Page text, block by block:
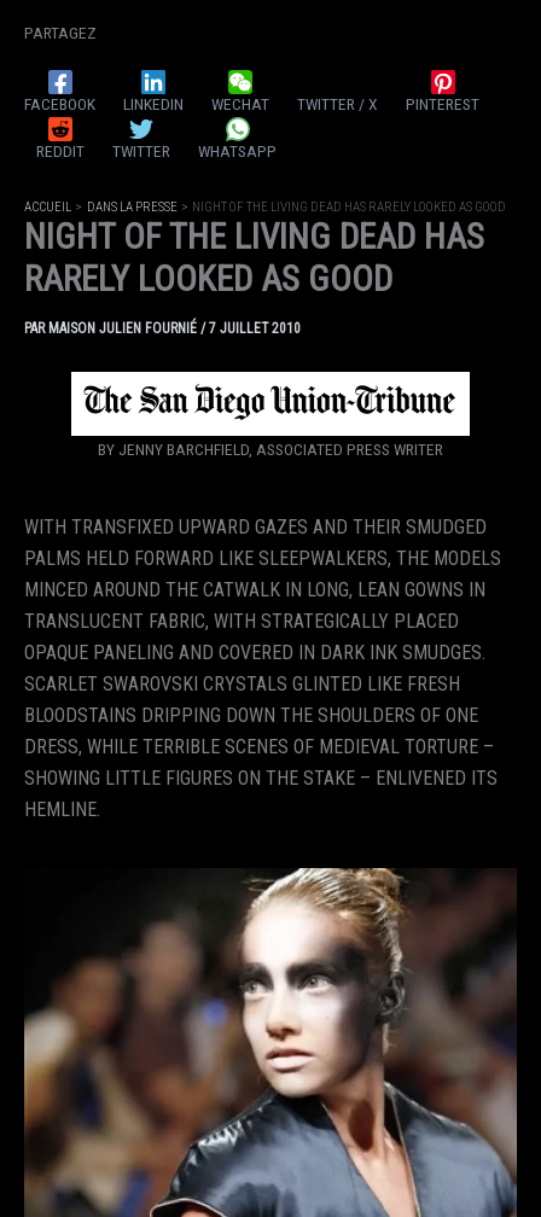
PARTAGEZ
FACEBOOK LINKEDIN WECHAT TWITTER / X PINTEREST
REDDIT TWITTER WHATSAPP
ACCUEIL DANS LA PRESSE NIGHT OF THE LIVING DEAD HAS RARELY LOOKED AS GOOD
NIGHT OF THE LIVING DEAD HAS
RARELY LOOKED AS GOOD
PAR MAISON JULIEN FOURNIÉ /7 JUILLET 2010
BY JENNY BARCHFIELD, ASSOCIATED PRESS WRITER
WITH TRANSFIXED UPWARD GAZES AND THEIR SMUDGED
PALMS HELD FORWARD LIKE SLEEPWALKERS, THE MODELS
MINCED AROUND THE CATWALK IN LONG, LEAN GOWNS IN
TRANSLUCENT FABRIC, WITH STRATEGICALLY PLACED
OPAQUE PANELING AND COVERED IN DARK INK SMUDGES.
SCARLET SWAROVSKI CRYSTALS GLINTED LIKE FRESH
BLOODSTAINS DRIPPING DOWN THE SHOULDERS OF ONE
DRESS, WHILE TERRIBLE SCENES OF MEDIEVAL TORTURE –
SHOWING LITTLE FIGURES ON THE STAKE – ENLIVENED ITS
HEMLINE.